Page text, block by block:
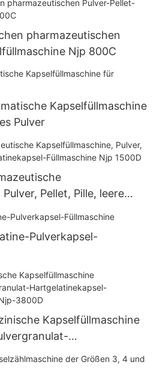
pharmazeutischen
Njp 800C
Kapselfüllmaschine
Pulver
Pellet, Pille, leere
Njp 1500D
Pulverkapsel-
Kapselfüllmaschine
Njp-